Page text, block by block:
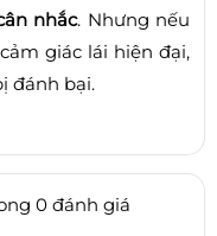
nhắc. Nhưng nếu
giác lái hiện đại,
đánh bại.
0 đánh giá